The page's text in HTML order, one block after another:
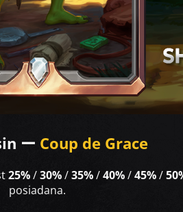
ー Coup de Grace
25%/30%/35%/40%/45%/
posiadana.